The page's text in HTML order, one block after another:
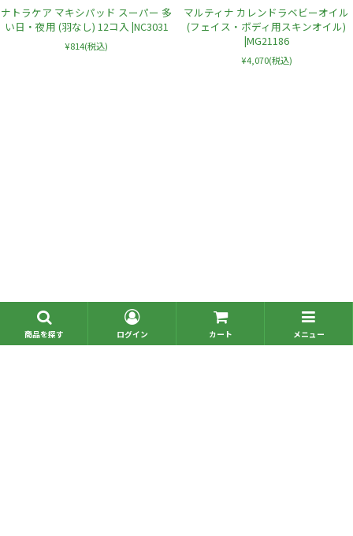
ナトラケア マキシパッド スーパー 多
い日・夜用 (羽なし) 12コ入 |NC3031
¥814(税込)
マルティナ カレンドラベビーオイル
(フェイス・ボディ用スキンオイル)
|MG21186
¥4,070(税込)